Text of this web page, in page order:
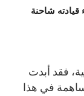
شاحنة
فقد أبدت
في هذا